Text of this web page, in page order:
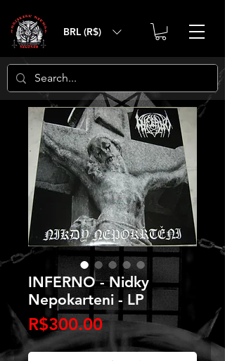
BRL (R$)
INFERNO - Nidky
Nepokarteni - LP
R$300.00Price